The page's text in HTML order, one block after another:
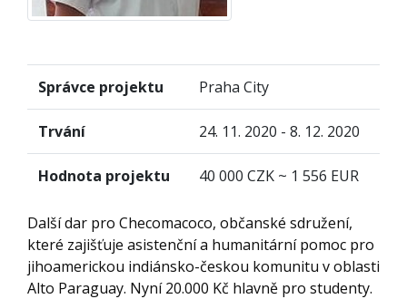
Správce projektu Praha City
Trvání 24. 11. 2020 - 8. 12. 2020
Hodnota projektu 40 000 CZK ~ 1 556 EUR
Další dar pro Checomacoco, občanské sdružení,
které zajišťuje asistenční a humanitární pomoc pro
jihoamerickou indiánsko-českou komunitu v oblasti
Alto Paraguay. Nyní 20.000 Kč hlavně pro studenty.